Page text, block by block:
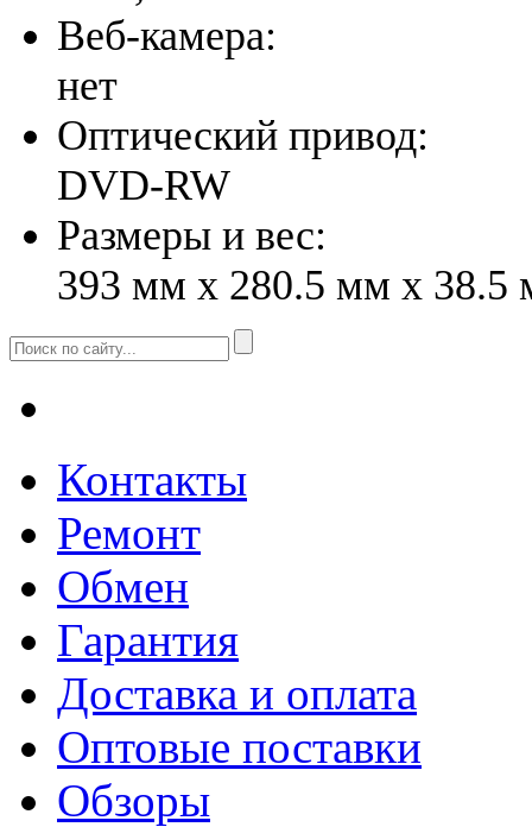
Веб-камера:
нет
Оптический привод:
DVD-RW
Размеры и вес:
393 мм x 280.5 мм x 38.5
Контакты
Ремонт
Обмен
Гарантия
Доставка и оплата
Оптовые поставки
Обзоры